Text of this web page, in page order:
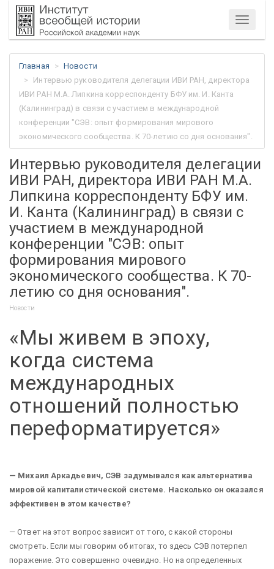
Меню
Главная
Новости
Интервью руководителя делегации ИВИ РАН, директора
ИВИ РАН М.А. Липкина корреспонденту БФУ им. И. Канта
(Калининград) в связи с участием в международной
конференции "СЭВ: опыт формирования мирового
экономического сообщества. К 70-летию со дня основания".
Интервью руководителя делегации
ИВИ РАН, директора ИВИ РАН М.А.
Липкина корреспонденту БФУ им.
И. Канта (Калининград) в связи с
участием в международной
конференции "СЭВ: опыт
формирования мирового
экономического сообщества. К 70-
летию со дня основания".
Новости
«Мы живем в эпоху,
когда система
международных
отношений полностью
переформатируется»
— Михаил Аркадьевич, СЭВ задумывался как альтернатива
мировой капиталистической системе. Насколько он оказался
эффективен в этом качестве?
— Ответ на этот вопрос зависит от того, с какой стороны
смотреть. Если мы говорим об итогах, то здесь СЭВ потерпел
поражение. Это совершенно очевидно. Но на определенных